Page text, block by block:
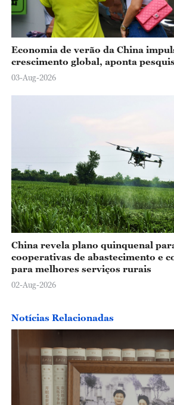
Economia de verão da China
crescimento global, aponta
03-Aug-2026
China revela plano quinquenal
cooperativas de abastecimento e
para melhores serviços rurais
02-Aug-2026
Notícias Relacionadas